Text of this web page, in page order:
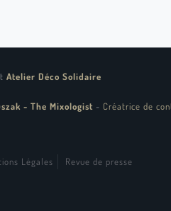
Atelier Déco Solidaire
- The Mixologist - Créatrice de
Légales Revue de presse